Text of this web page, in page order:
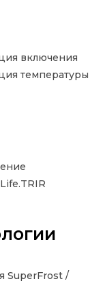
включения
температуры
SuperFrost /